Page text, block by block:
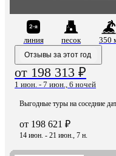
линия песок 350
Отзывы за этот год
от 198 313 ₽
1 июн. - 7 июн., 6 ночей
Выгодные туры на соседние
от 198 621 ₽
14 июн. - 21 июн., 7 н.